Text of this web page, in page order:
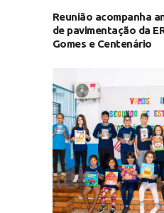
Reunião acompanha
de pavimentação da
Gomes e Centenário